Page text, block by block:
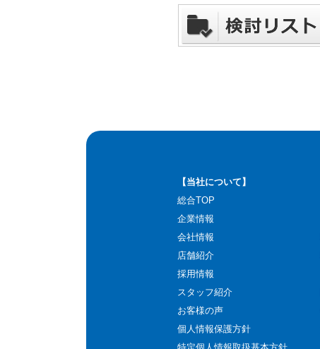
【当社について】
総合TOP
企業情報
会社情報
店舗紹介
採用情報
スタッフ紹介
お客様の声
個人情報保護方針